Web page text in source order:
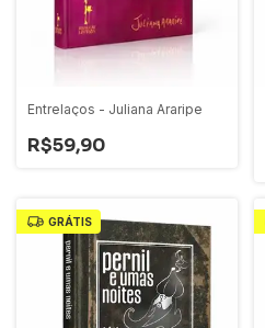
Entrelaços - Juliana Araripe
R$59,90
GRÁTIS